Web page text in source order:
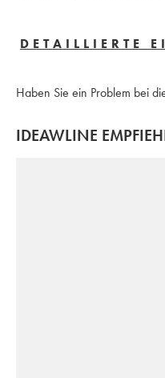
DETAILLIERTE
Haben Sie ein Problem bei
IDEAWLINE